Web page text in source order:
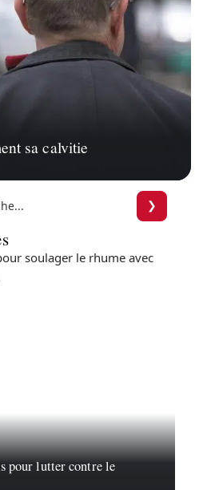
sa calvitie
pour lutter contre le